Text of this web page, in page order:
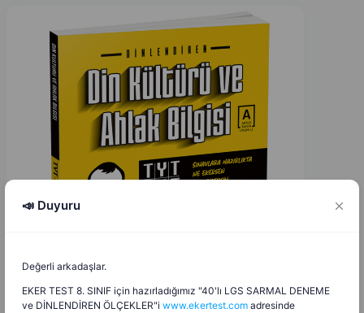
📣 Duyuru
Değerli arkadaşlar.
EKER TEST 8. SINIF için hazırladığımız "40'lı LGS SARMAL DENEME
ve DİNLENDİREN ÖLÇEKLER"i www.ekertest.com adresinde